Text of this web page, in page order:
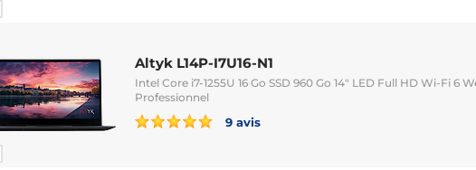
Altyk L14P-I7U16-N1
Intel Core i7-1255U 16 Go SSD 960 Go 14" LED Full HD Wi-Fi 6
Professionnel
9 avis